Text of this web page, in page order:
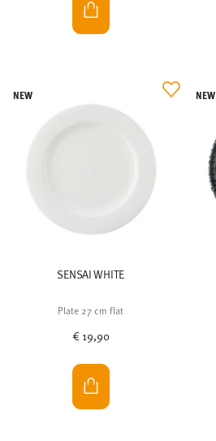
SENSAI WHITE
Plate 27 cm flat
€ 19,90
NEW NEW